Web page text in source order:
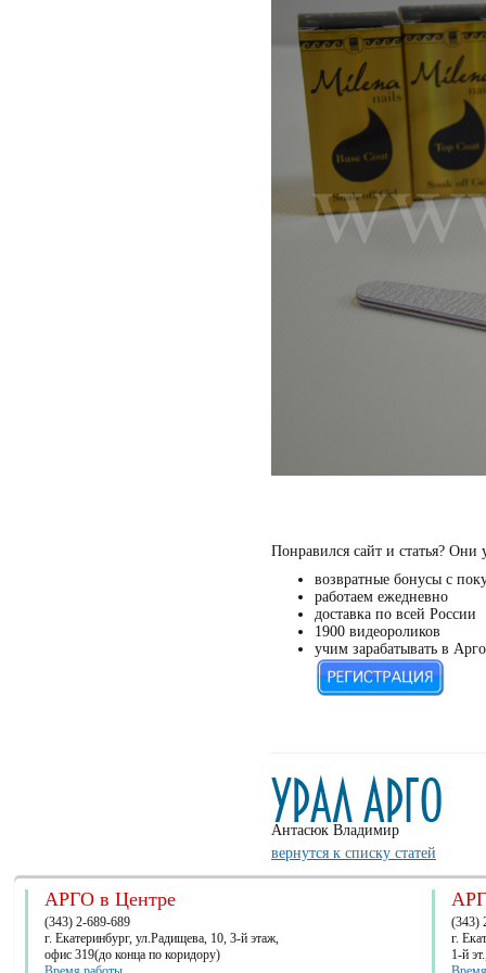
Понравился сайт и статья? Они
возвратные бонусы с
работаем ежедневно
доставка по всей России
1900 видеороликов
учим зарабатывать в Арго
Антасюк Владимир
вернутся к списку статей
АРГО в Центре
(343) 2-689-689
г. Екатеринбург, ул.Радищева, 10, 3-й этаж,
офис 319(до конца по коридору)
(343)
г.
1-й